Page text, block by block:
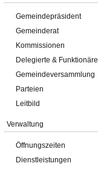
Gemeindepräsident
Gemeinderat
Kommissionen
Delegierte & Funktionäre
Gemeindeversammlung
Parteien
Leitbild
Verwaltung
Öffnungszeiten
Dienstleistungen